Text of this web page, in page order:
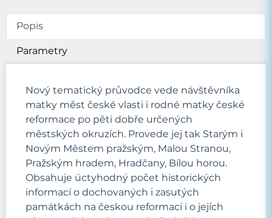
Popis
Parametry
Nový tematický průvodce vede návštěvníka
matky měst české vlasti i rodné matky české
reformace po pěti dobře určených
městských okruzích. Provede jej tak Starým i
Novým Městem pražským, Malou Stranou,
Pražským hradem, Hradčany, Bílou horou.
Obsahuje úctyhodný počet historických
informací o dochovaných i zasutých
památkách na českou reformaci i o jejích